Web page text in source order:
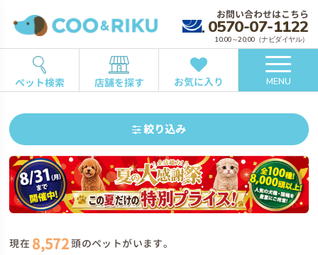
お問い合わせはこちら
0570-07-1122
10:00～20:00（ナビダイヤル）
ペット検索 店舗を探す お気に入り MENU
絞り込み
現在 8,572頭のペットがいます。